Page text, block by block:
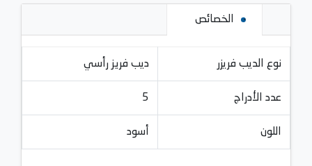
الخصائص
نوع الديب فريزر ديب فريز رأسي
عدد الأدراج 5
اللون أسود